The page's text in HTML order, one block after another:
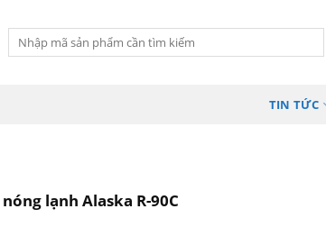
Tìm
kiếm:
TIN TỨC
lạnh Alaska R-90C